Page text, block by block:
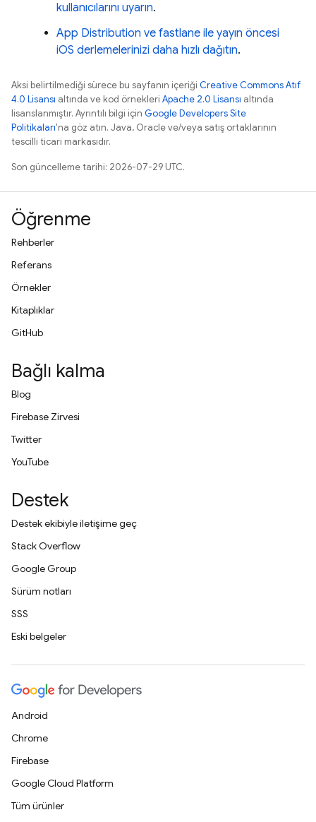
kullanıcılarını uyarın.
App Distribution ve fastlane ile yayın öncesi
iOS derlemelerinizi daha hızlı dağıtın.
Aksi belirtilmediği sürece bu sayfanın içeriği Creative Commons Atıf
4.0 Lisansı altında ve kod örnekleri Apache 2.0 Lisansı altında
lisanslanmıştır. Ayrıntılı bilgi için Google Developers Site
Politikaları'na göz atın. Java, Oracle ve/veya satış ortaklarının
tescilli ticari markasıdır.
Son güncelleme tarihi: 2026-07-29 UTC.
Öğrenme
Rehberler
Referans
Örnekler
Kitaplıklar
GitHub
Bağlı kalma
Blog
Firebase Zirvesi
Twitter
YouTube
Destek
Destek ekibiyle iletişime geç
Stack Overflow
Google Group
Sürüm notları
SSS
Eski belgeler
Android
Chrome
Firebase
Google Cloud Platform
Tüm ürünler